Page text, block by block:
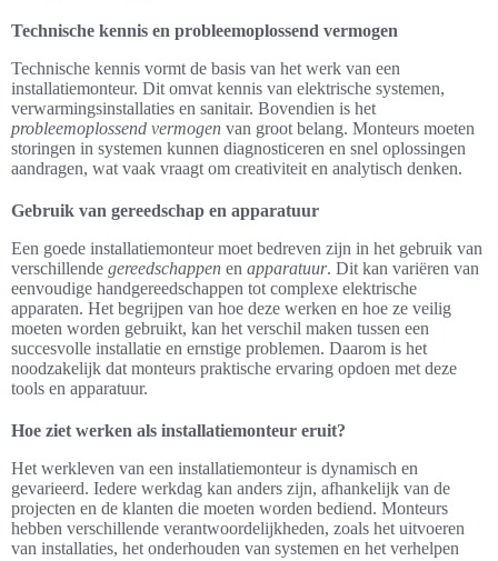
Technische kennis en probleemoplossend vermogen
Technische kennis vormt de basis van het werk van een
installatiemonteur. Dit omvat kennis van elektrische systemen,
verwarmingsinstallaties en sanitair. Bovendien is het
probleemoplossend vermogen van groot belang. Monteurs moeten
storingen in systemen kunnen diagnosticeren en snel oplossingen
aandragen, wat vaak vraagt om creativiteit en analytisch denken.
Gebruik van gereedschap en apparatuur
Een goede installatiemonteur moet bedreven zijn in het gebruik van
verschillende gereedschappen en apparatuur. Dit kan variëren van
eenvoudige handgereedschappen tot complexe elektrische
apparaten. Het begrijpen van hoe deze werken en hoe ze veilig
moeten worden gebruikt, kan het verschil maken tussen een
succesvolle installatie en ernstige problemen. Daarom is het
noodzakelijk dat monteurs praktische ervaring opdoen met deze
tools en apparatuur.
Hoe ziet werken als installatiemonteur eruit?
Het werkleven van een installatiemonteur is dynamisch en
gevarieerd. Iedere werkdag kan anders zijn, afhankelijk van de
projecten en de klanten die moeten worden bediend. Monteurs
hebben verschillende verantwoordelijkheden, zoals het uitvoeren
van installaties, het onderhouden van systemen en het verhelpen